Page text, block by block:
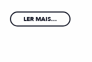
LER MAIS...